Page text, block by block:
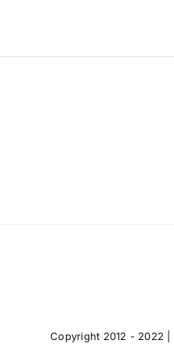
Copyright 2012 - 2022 |